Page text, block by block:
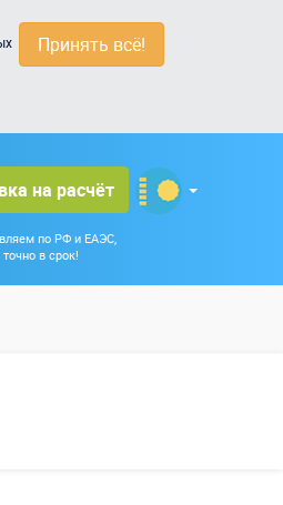
Принять всё!
на расчёт
по РФ и ЕАЭС,
точно в срок!